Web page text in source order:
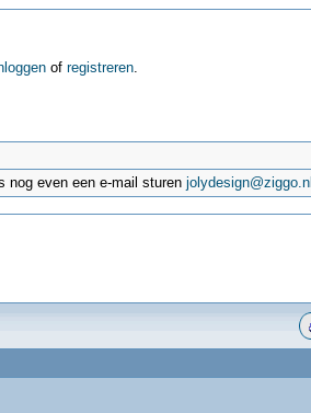
of registreren.
nog even een e-mail sturenjolydesign@ziggo.nl